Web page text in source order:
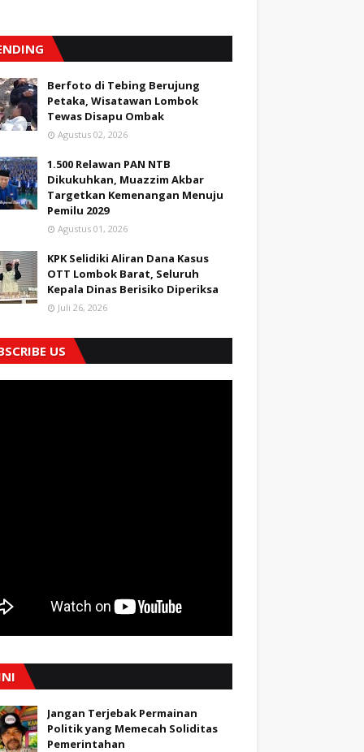
Berfoto di Tebing Berujung
Petaka, Wisatawan Lombok
Tewas Disapu Ombak
Agustus 02, 2026
1.500 Relawan PAN NTB
Dikukuhkan, Muazzim Akbar
Targetkan Kemenangan Menuju
Pemilu 2029
Agustus 01, 2026
KPK Selidiki Aliran Dana Kasus
OTT Lombok Barat, Seluruh
Kepala Dinas Berisiko Diperiksa
Juli 26, 2026
US
Jangan Terjebak Permainan
Politik yang Memecah Soliditas
Pemerintahan